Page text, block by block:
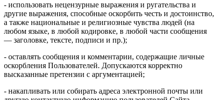
- использовать нецензурные выражения и ругательства и
другие выражения, способные оскорбить честь и достоинство,
а также национальные и религиозные чувства людей (на
любом языке, в любой кодировке, в любой части сообщения
— заголовке, тексте, подписи и пр.);
- оставлять сообщения и комментарии, содержащие личные
оскорбления Пользователей. Допускаются корректно
высказанные претензии с аргументацией;
- накапливать или собирать адреса электронной почты или